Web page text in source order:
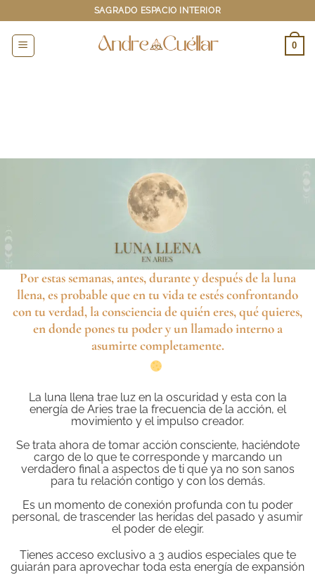
al
contenido
SAGRADO ESPACIO INTERIOR
0
Por estas semanas, antes, durante y después de la luna
llena, es probable que en tu vida te estés confrontando
con tu verdad, la consciencia de quién eres, qué quieres,
en donde pones tu poder y un llamado interno a
asumirte completamente.
La luna llena trae luz en la oscuridad y esta con la
energía de Aries trae la frecuencia de la acción, el
movimiento y el impulso creador.
Se trata ahora de tomar acción consciente, haciéndote
cargo de lo que te corresponde y marcando un
verdadero final a aspectos de ti que ya no son sanos
para tu relación contigo y con los demás.
Es un momento de conexión profunda con tu poder
personal, de trascender las heridas del pasado y asumir
el poder de elegir.
Tienes acceso exclusivo a 3 audios especiales que te
guiarán para aprovechar toda esta energía de expansión